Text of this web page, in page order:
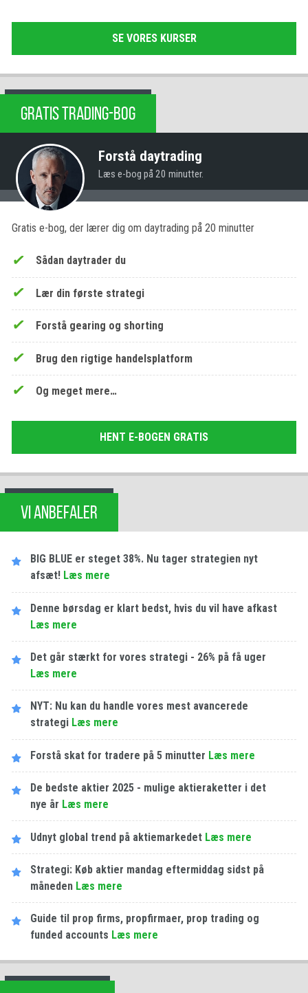
SE VORES KURSER
GRATIS TRADING-BOG
Forstå daytrading
Læs e-bog på 20 minutter.
Gratis e-bog, der lærer dig om daytrading på 20 minutter
Sådan daytrader du
Lær din første strategi
Forstå gearing og shorting
Brug den rigtige handelsplatform
Og meget mere…
HENT E-BOGEN GRATIS
VI ANBEFALER
BIG BLUE er steget 38%. Nu tager strategien nyt
afsæt! Læs mere
Denne børsdag er klart bedst, hvis du vil have afkast
Læs mere
Det går stærkt for vores strategi - 26% på få uger
Læs mere
NYT: Nu kan du handle vores mest avancerede
strategi Læs mere
Forstå skat for tradere på 5 minutter Læs mere
De bedste aktier 2025 - mulige aktieraketter i det
nye år Læs mere
Udnyt global trend på aktiemarkedet Læs mere
Strategi: Køb aktier mandag eftermiddag sidst på
måneden Læs mere
Guide til prop firms, propfirmaer, prop trading og
funded accounts Læs mere